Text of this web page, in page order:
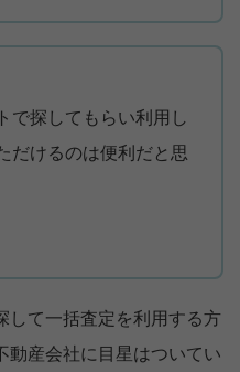
で探してもらい利用し
だけるのは便利だと思
して一括査定を利用する方
動産会社に目星はついてい